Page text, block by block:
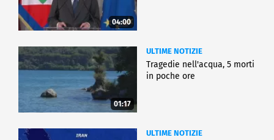
04:00
01:17
ULTIME NOTIZIE
Tragedie nell'acqua, 5 morti
in poche ore
ULTIME NOTIZIE